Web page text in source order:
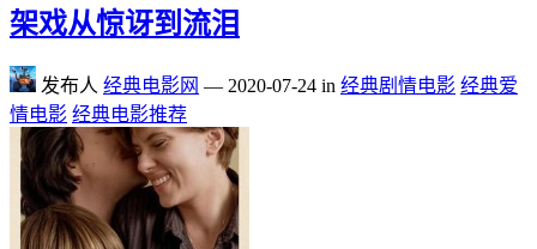
架戏从惊讶到流泪
发布人 经典电影网 — 2020-07-24 in 经典剧情电影 经典爱
情电影 经典电影推荐